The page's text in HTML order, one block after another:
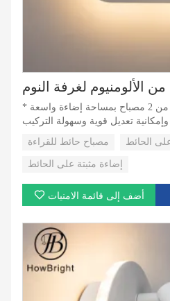
* يتميز مصباح الحائط المكون من 2 مصباح بمساحة إضاءة واسعة
إضاءة مختلفة، ويمكن تبديل أوضاع
الشخصية وأسلوب ديكور غرفة النوم،
للديكور والإضاءة في المنازل
مصباح حائط للقراءة الحائط
إضاءة مثبتة على الحائط
أضف إلى قائمة الامنيات